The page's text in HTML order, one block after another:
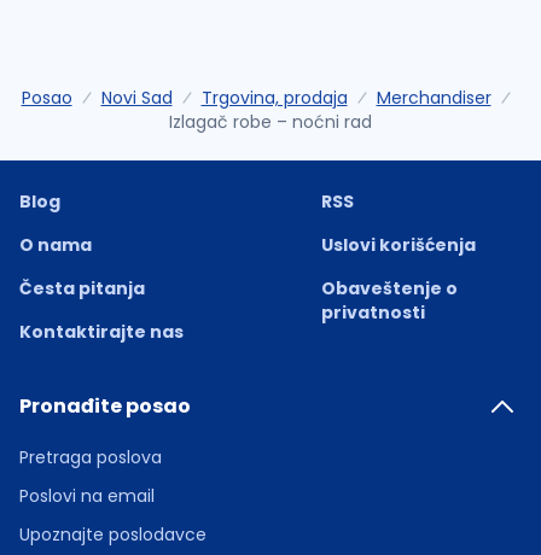
Posao Novi Sad Trgovina, prodaja
Merchandiser
Izlagač robe – noćni rad
Blog
O nama
Česta pitanja
Kontaktirajte nas
RSS
Uslovi korišćenja
Obaveštenje o
privatnosti
Pronađite posao
Pretraga poslova
Poslovi na email
Upoznajte poslodavce